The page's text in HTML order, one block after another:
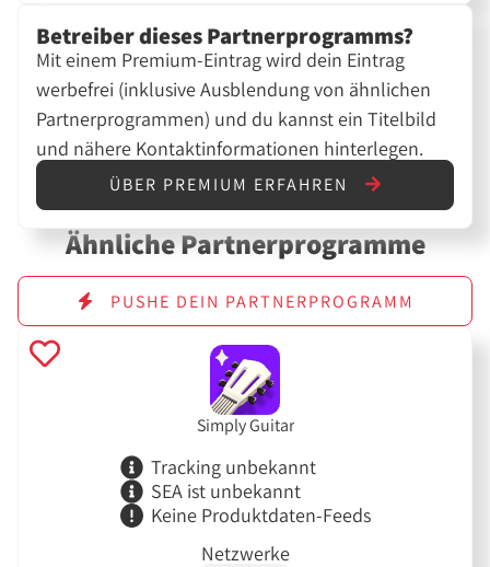
Betreiber dieses Partnerprogramms?
Mit einem Premium-Eintrag wird dein Eintrag
werbefrei (inklusive Ausblendung von ähnlichen
Partnerprogrammen) und du kannst ein Titelbild
und nähere Kontaktinformationen hinterlegen.
ÜBER PREMIUM ERFAHREN
Ähnliche Partnerprogramme
PUSHE DEIN PARTNERPROGRAMM
Simply Guitar
Tracking unbekannt
SEA ist unbekannt
Keine Produktdaten-Feeds
Netzwerke